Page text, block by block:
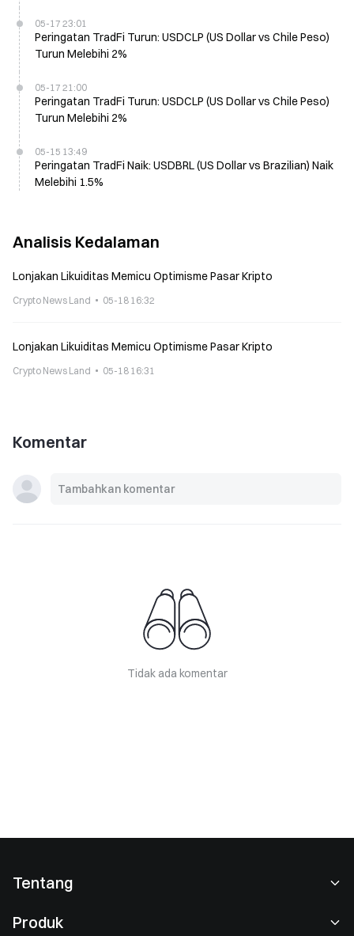
05-17 23:01
Peringatan TradFi Turun: USDCLP (US Dollar vs Chile Peso)
Turun Melebihi 2%
05-17 21:00
Peringatan TradFi Turun: USDCLP (US Dollar vs Chile Peso)
Turun Melebihi 2%
05-15 13:49
Peringatan TradFi Naik: USDBRL (US Dollar vs Brazilian) Naik
Melebihi 1.5%
Analisis Kedalaman
Lonjakan Likuiditas Memicu Optimisme Pasar Kripto
Crypto News Land 05-18 16:32
Lonjakan Likuiditas Memicu Optimisme Pasar Kripto
Crypto News Land 05-18 16:31
Komentar
Tidak ada komentar
Tentang
Produk